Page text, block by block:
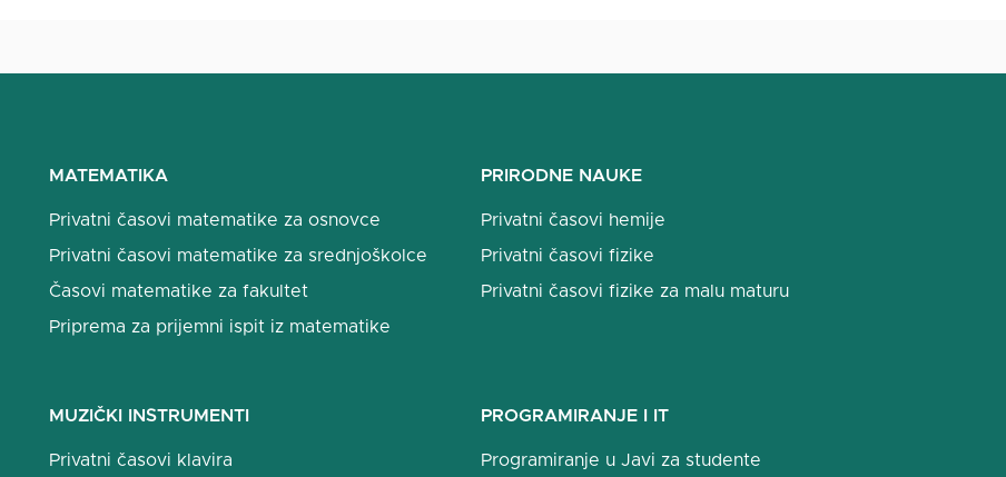
MATEMATIKA
Privatni časovi matematike za osnovce
Privatni časovi matematike za srednjoškolce
Časovi matematike za fakultet
Priprema za prijemni ispit iz matematike
PRIRODNE NAUKE
Privatni časovi hemije
Privatni časovi fizike
Privatni časovi fizike za malu maturu
MUZIČKI INSTRUMENTI
Privatni časovi klavira
PROGRAMIRANJE I IT
Programiranje u Javi za studente